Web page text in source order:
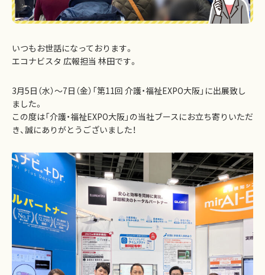
いつもお世話になっております。
エコナビスタ 広報担当 林田です。
3月5日（水）～7日（金）「第11回 介護・福祉EXPO大阪」に出展致し
ました。
この度は「介護・福祉EXPO大阪」の当社ブースにお立ち寄りいただ
き、誠にありがとうございました！